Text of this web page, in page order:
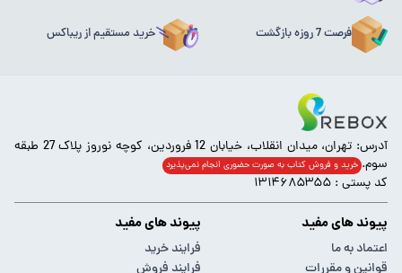
فرصت 7 روزه بازگشت خرید مستقیم از ریباکس
آدرس: تهران، میدان انقلاب، خیابان 12 فروردین، کوچه نوروز پلاک 27 طبقه
سوم. خرید و فروش کتاب به صورت حضوری انجام‌ نمی‌پذیرد
کد پستی : ۱۳۱۴۶۸۵۳۵۵
پیوند های مفید
اعتماد به ما
قوانین و مقررات
پیوند های مفید
فرایند خرید
فرایند فروش